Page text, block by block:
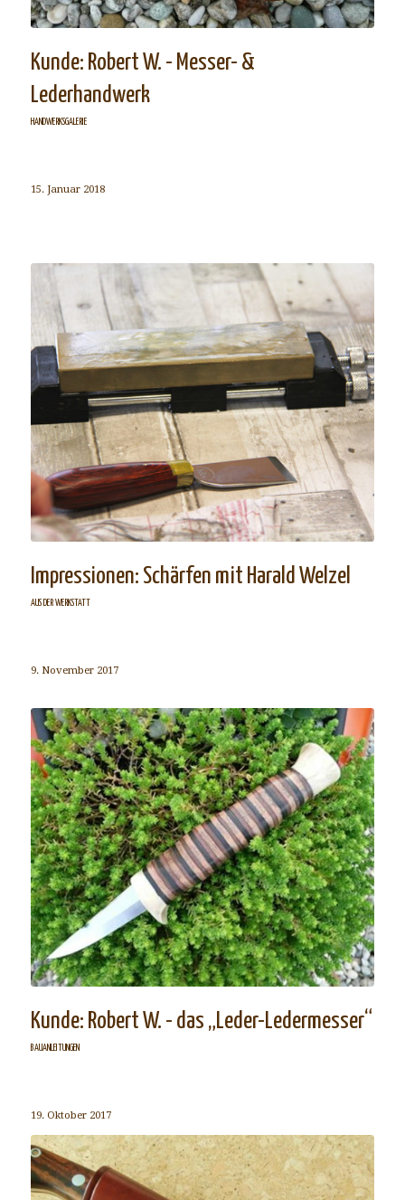
Kunde: Robert W. - Messer- &
Lederhandwerk
HANDWERKSGALERIE
15. Januar 2018
Impressionen: Schärfen mit Harald Welzel
AUS DER WERKSTATT
9. November 2017
Kunde: Robert W. - das „Leder-Ledermesser“
BAUANLEITUNGEN
19. Oktober 2017